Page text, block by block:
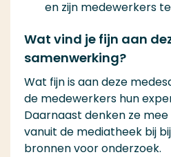
en zijn medewerkers
Wat vind je fijn aan
samenwerking?
Wat fijn is aan deze
de medewerkers hun
Daarnaast denken ze
vanuit de mediatheek bij
bronnen voor onderzoek.